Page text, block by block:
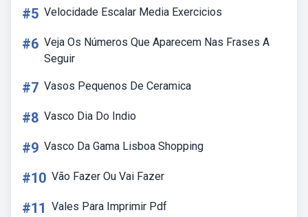
#5 Velocidade Escalar Media Exercicios
#6 Veja Os Números Que Aparecem Nas Frases A
Seguir
#7 Vasos Pequenos De Ceramica
#8 Vasco Dia Do Indio
#9 Vasco Da Gama Lisboa Shopping
#10 Vão Fazer Ou Vai Fazer
#11 Vales Para Imprimir Pdf